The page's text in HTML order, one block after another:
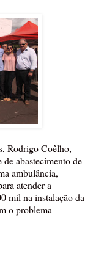
Rodrigo Coêlho,
abastecimento de
ambulância,
atender a
mil na instalação da
o problema